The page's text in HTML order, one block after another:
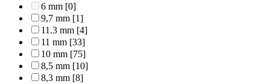
6 mm [0]
9,7 mm [1]
11.3 mm [4]
11 mm [33]
10 mm [75]
8,5 mm [10]
8,3 mm [8]